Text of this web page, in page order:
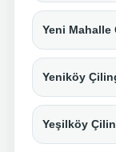
Yeni Mahalle
Yeniköy
Yeşilköy